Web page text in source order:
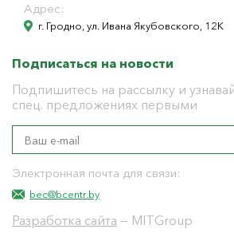
Адрес:
г. Гродно, ул. Ивана Якубовского, 12К
Подписаться на новости
Подпишитесь на рассылку и
спец. предложениях первыми
Электронная почта для связи:
bec@bcentr.by
Разработка сайта — MITGroup